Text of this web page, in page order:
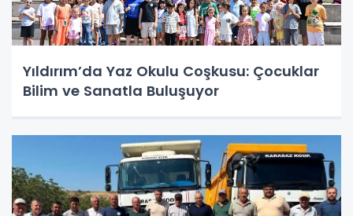
Yıldırım’da Yaz Okulu Coşkusu: Çocuklar
Bilim ve Sanatla Buluşuyor